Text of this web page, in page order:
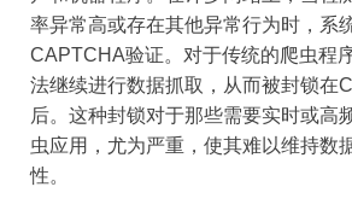
率异常高或存在其他异常行为时，系
CAPTCHA验证。对于传统的爬虫程
法继续进行数据抓取，从而被封锁在
后。这种封锁对于那些需要实时或高
虫应用，尤为严重，使其难以维持数
性。